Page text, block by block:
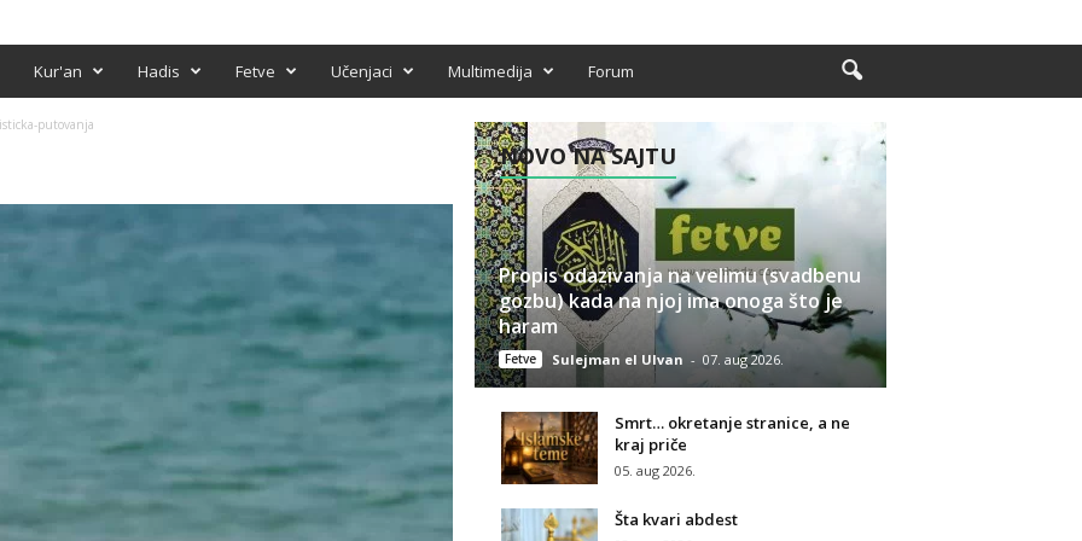
Kur'an Hadis Fetve Učenjaci Multimedija Forum
putovanja
NOVO NA SAJTU
Propis odazivanja na velimu (svadbenu
gozbu) kada na njoj ima onoga što je
haram
Fetve Sulejman el Ulvan - 07. aug 2026.
Smrt… okretanje stranice, a ne
kraj priče
05. aug 2026.
Šta kvari abdest